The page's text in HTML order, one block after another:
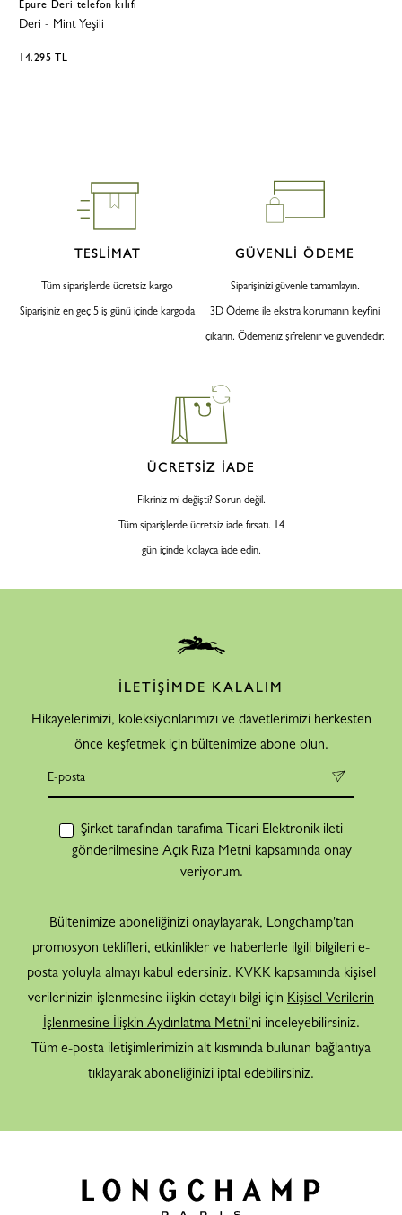
Epure Deri telefon kılıfı
Deri - Mint Yeşili
14.295 TL
TESLİMAT
Tüm siparişlerde ücretsiz kargo
Siparişiniz en geç 5 iş günü içinde kargoda
GÜVENLİ ÖDEME
Siparişinizi güvenle tamamlayın.
3D Ödeme ile ekstra korumanın keyfini
çıkarın. Ödemeniz şifrelenir ve güvendedir.
ÜCRETSİZ İADE
Fikriniz mi değişti? Sorun değil.
Tüm siparişlerde ücretsiz iade fırsatı. 14
gün içinde kolayca iade edin.
İLETİŞİMDE KALALIM
Hikayelerimizi, koleksiyonlarımızı ve davetlerimizi herkesten
önce keşfetmek için bültenimize abone olun.
Şirket tarafından tarafıma Ticari Elektronik ileti
gönderilmesine Açık Rıza Metni kapsamında onay
veriyorum.
Bültenimize aboneliğinizi onaylayarak, Longchamp'tan
promosyon teklifleri, etkinlikler ve haberlerle ilgili bilgileri e-
posta yoluyla almayı kabul edersiniz. KVKK kapsamında kişisel
verilerinizin işlenmesine ilişkin detaylı bilgi için Kişisel Verilerin
İşlenmesine İlişkin Aydınlatma Metni’ni inceleyebilirsiniz.
Tüm e-posta iletişimlerimizin alt kısmında bulunan bağlantıya
tıklayarak aboneliğinizi iptal edebilirsiniz.